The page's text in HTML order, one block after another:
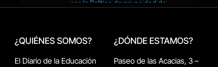
¿QUIÉNES SOMOS?
El Diario de la Educación
¿DÓNDE ESTAMOS?
Paseo de las Acacias, 3 –